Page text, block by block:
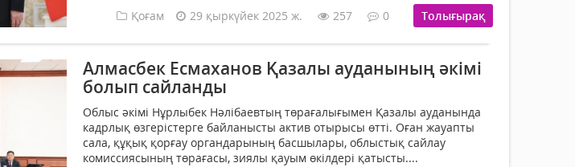
Қоғам
29 қыркүйек 2025 ж. 257 0 Толығырақ
Алмасбек Есмаханов Қазалы ауданының әкімі
болып сайланды
Облыс әкімі Нұрлыбек Нәлібаевтың төрағалығымен Қазалы ауданында
кадрлық өзгерістерге байланысты актив отырысы өтті. Оған жауапты
сала, құқық қорғау органдарының басшылары, облыстық сайлау
комиссиясының төрағасы, зиялы қауым өкілдері қатысты....